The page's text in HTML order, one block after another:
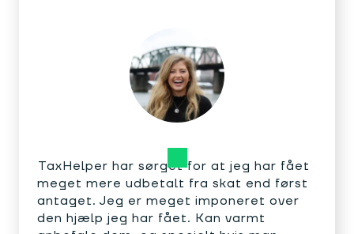
TaxHelper har sørget for at jeg har fået
meget mere udbetalt fra skat end først
antaget. Jeg er meget imponeret over
den hjælp jeg har fået. Kan varmt